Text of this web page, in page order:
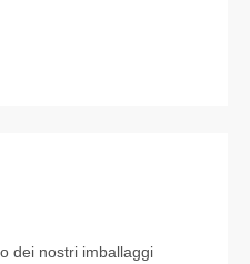
dei nostri imballaggi